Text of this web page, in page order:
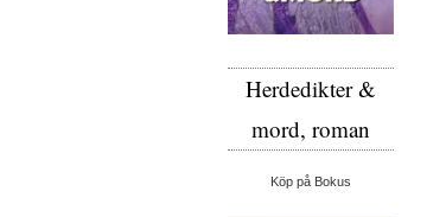
Herdedikter &
mord, roman
Köp på Bokus